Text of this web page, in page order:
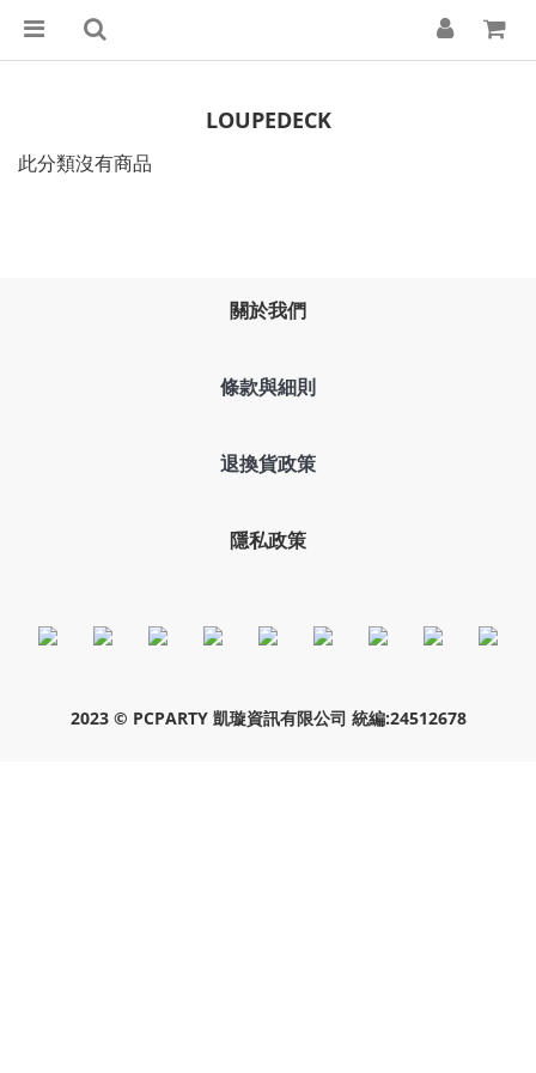
LOUPEDECK
此分類沒有商品
關於我們
條款與細則
退換貨政策
隱私政策
2023 © PCPARTY 凱璇資訊有限公司 統編:24512678